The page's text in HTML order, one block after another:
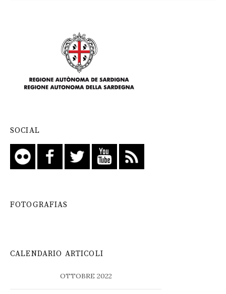
SOCIAL
FOTOGRAFIAS
CALENDARIO ARTICOLI
OTTOBRE 2022